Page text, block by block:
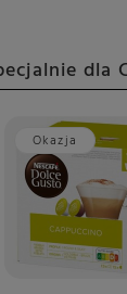
dla
Okazja